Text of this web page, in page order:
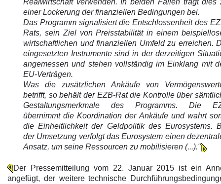
Realwirtschaft verwenden. In beiden Fällen trägt dies
einer Lockerung der finanziellen Bedingungen bei.
Das Programm signalisiert die Entschlossenheit des
Rats, sein Ziel von Preisstabilität in einem
wirtschaftlichen und finanziellen Umfeld zu erreichen.
eingesetzten Instrumente sind in der derzeitigen
angemessen und stehen vollständig im Einklang mit
EU-Verträgen.
Was die zusätzlichen Ankäufe von
betrifft, so behält der EZB-Rat die Kontrolle über
Gestaltungsmerkmale des Programms. Die
übernimmt die Koordination der Ankäufe und wahrt
die Einheitlichkeit der Geldpolitik des Eurosystems.
der Umsetzung verfolgt das Eurosystem einen
Ansatz, um seine Ressourcen zu mobilisieren (...)."
Der Pressemitteilung vom 22. Januar 2015 ist ein
angefügt, der weitere technische